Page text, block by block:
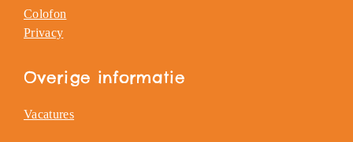
Colofon
Privacy
Overige informatie
Vacatures